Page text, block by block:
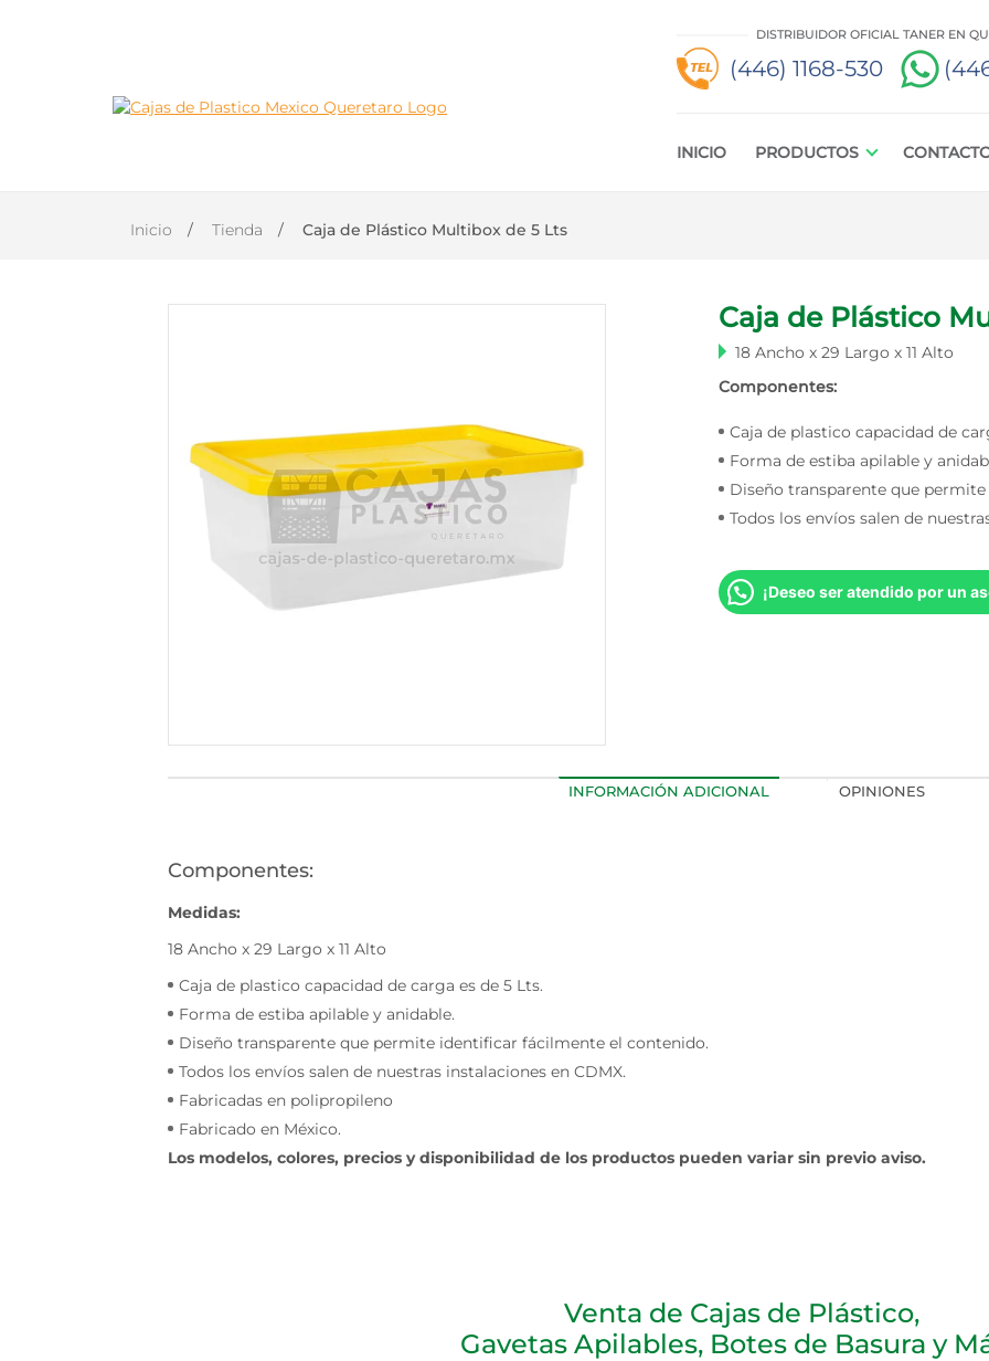
DISTRIBUIDOR OFICIAL TANER EN
(446) 1168-530
INICIO PRODUCTOS
Inicio Tienda Caja de Plástico Multibox de 5 Lts
Caja de Plástico
18 Ancho x 29 Largo x 11 Alto
Componentes:
Caja de plastico capacidad de
Forma de estiba apilable y
Diseño transparente que
Todos los envíos salen de
¡Deseo ser atendido por un
INFORMACIÓN ADICIONAL OPINIONES
Componentes:
Medidas:
18 Ancho x 29 Largo x 11 Alto
Caja de plastico capacidad de carga es de 5 Lts.
Forma de estiba apilable y anidable.
Diseño transparente que permite identificar fácilmente el contenido.
Todos los envíos salen de nuestras instalaciones en CDMX.
Fabricadas en polipropileno
Fabricado en México.
Los modelos, colores, precios y disponibilidad de los productos pueden variar sin previo aviso.
Venta de Cajas de Plástico,
Gavetas Apilables, Botes de Basura y